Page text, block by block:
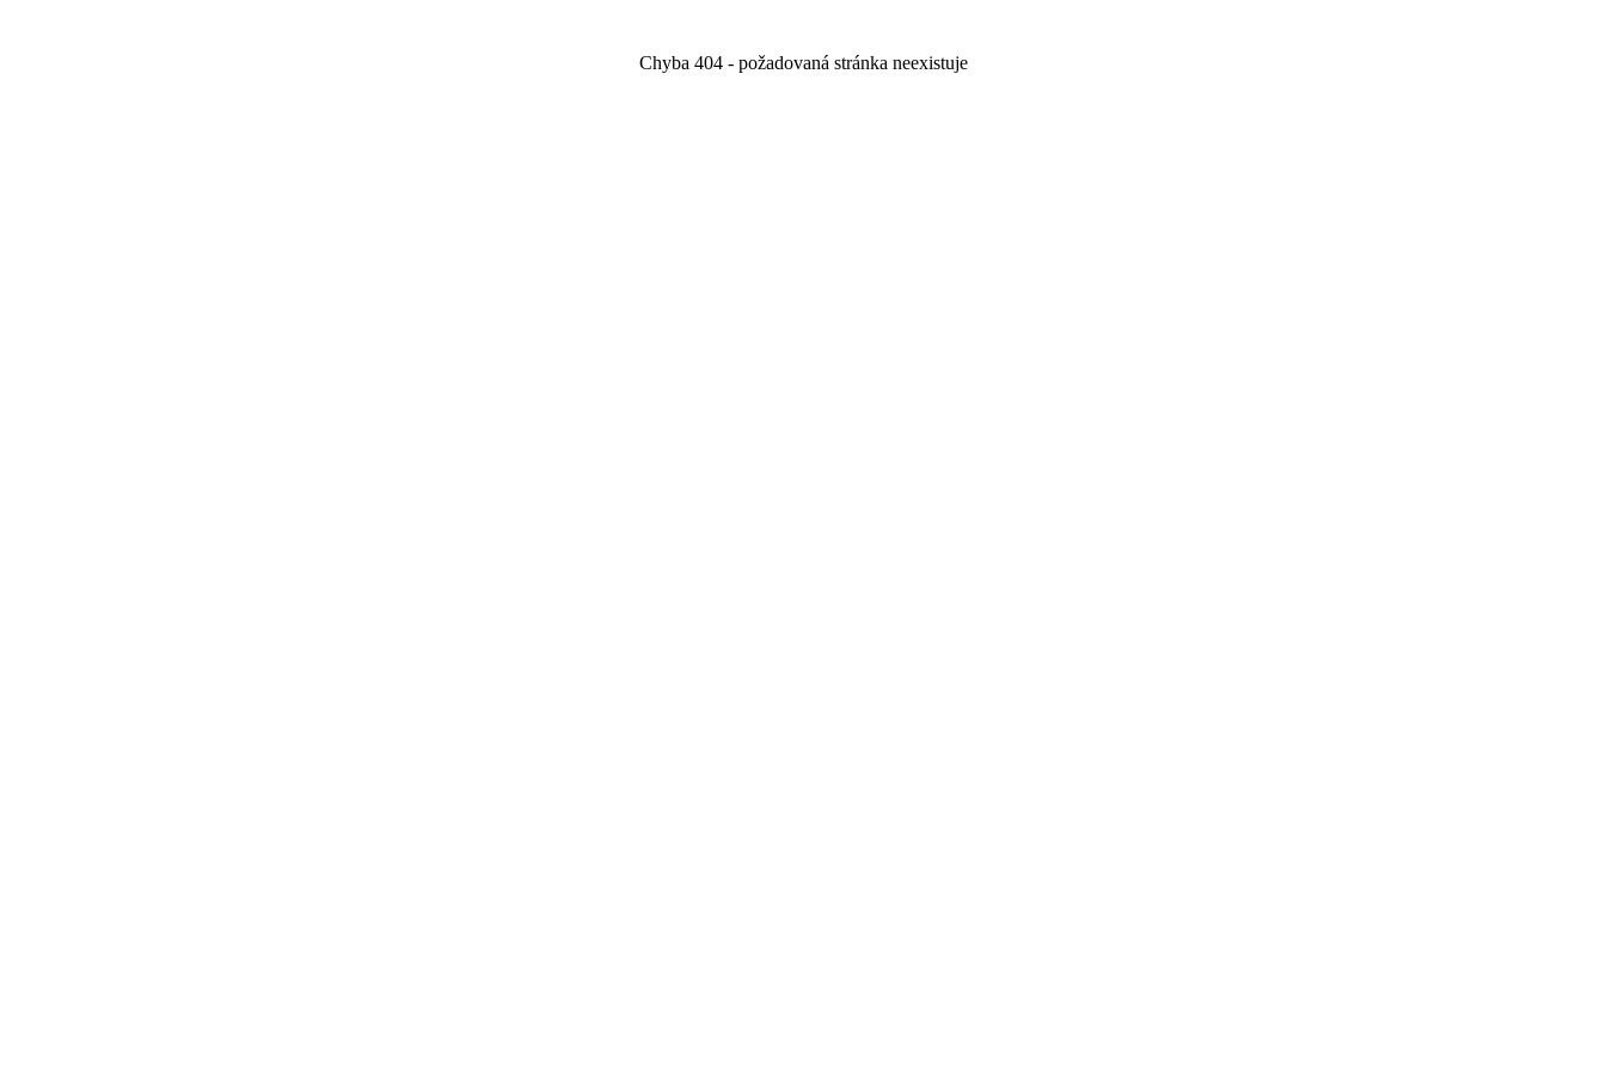
Chyba 404 - požadovaná stránka neexistuje